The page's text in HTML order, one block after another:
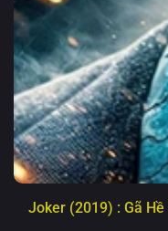
Joker (2019) : Gã Hề